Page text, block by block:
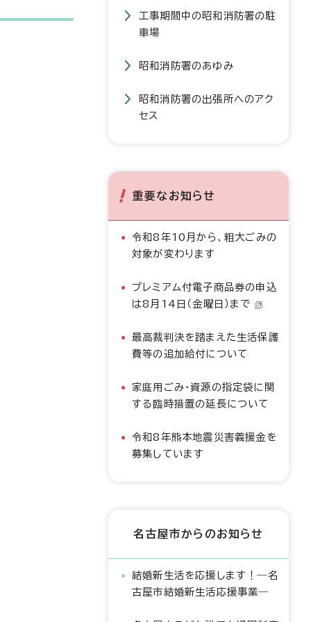
工事期間中の昭和消防署の駐
車場
昭和消防署のあゆみ
昭和消防署の出張所へのアク
セス
重要なお知らせ
令和8年10月から、粗大ごみの
対象が変わります
プレミアム付電子商品券の申込
は8月14日（金曜日）まで
最高裁判決を踏まえた生活保護
費等の追加給付について
家庭用ごみ・資源の指定袋に関
する臨時措置の延長について
令和8年熊本地震災害義援金を
募集しています
名古屋市からのお知らせ
結婚新生活を応援します！―名
古屋市結婚新生活応援事業―